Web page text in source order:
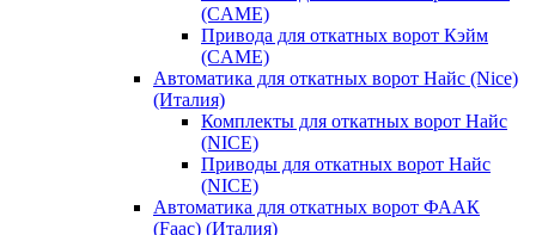
(CAME)
Привода для откатных ворот Кэйм
(CAME)
Автоматика для откатных ворот Найс (Nice)
(Италия)
Комплекты для откатных ворот Найс
(NICE)
Приводы для откатных ворот Найс
(NICE)
Автоматика для откатных ворот ФААК
(Faac) (Италия)